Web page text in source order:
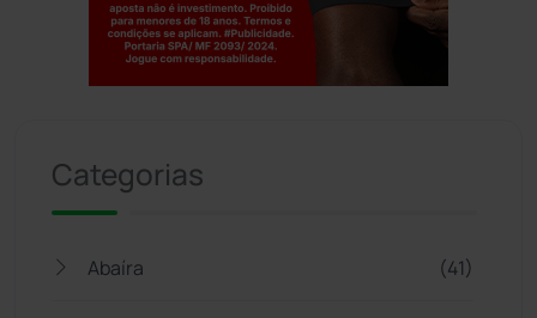
Categorias
Abaíra (41)